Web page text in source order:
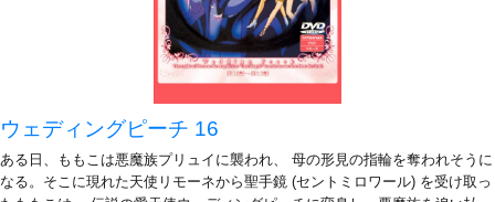
ウェディングピーチ 16
ある日、ももこは悪魔族プリュイに襲われ、 母の形見の指輪を奪われそうに
なる。そこに現れた天使リモーネから聖手鏡 (セントミロワール) を受け取っ